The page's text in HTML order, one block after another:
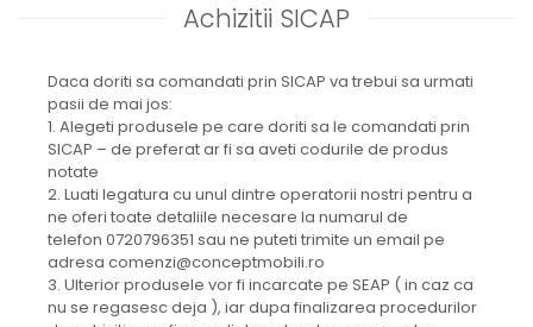
Achizitii SICAP
Daca doriti sa comandati prin SICAP va trebui sa urmati
pasii de mai jos:
1. Alegeti produsele pe care doriti sa le comandati prin
SICAP – de preferat ar fi sa aveti codurile de produs
notate
2. Luati legatura cu unul dintre operatorii nostri pentru a
ne oferi toate detaliile necesare la numarul de
telefon 0720796351 sau ne puteti trimite un email pe
adresa comenzi@conceptmobili.ro
3. Ulterior produsele vor fi incarcate pe SEAP ( in caz ca
nu se regasesc deja ), iar dupa finalizarea procedurilor